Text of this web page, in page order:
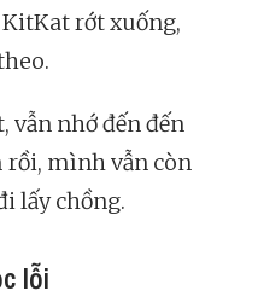
rớt xuống,
vẫn nhớ đến đến
rồi, mình vẫn còn
lấy chồng.
lỗi